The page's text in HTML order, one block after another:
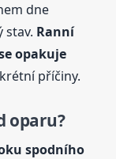
dne
stav. Ranní
opakuje
příčiny.
oparu?
u spodního